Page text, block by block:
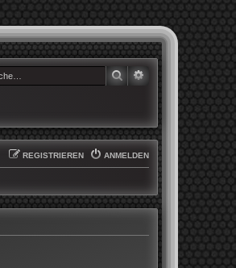
SUCHE
ANMELDEN
REGISTRIEREN